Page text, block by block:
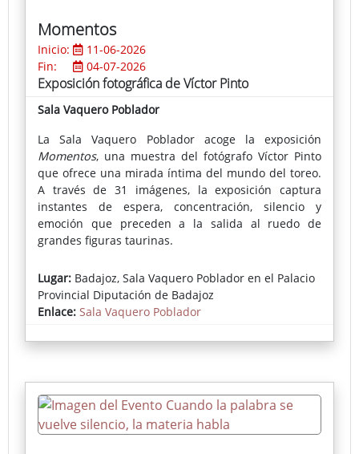
Momentos
Inicio:
11-06-2026
Fin:
04-07-2026
Exposición fotográfica de Víctor Pinto
Sala Vaquero Poblador
La Sala Vaquero Poblador acoge la exposición
Momentos, una muestra del fotógrafo Víctor Pinto
que ofrece una mirada íntima del mundo del toreo.
A través de 31 imágenes, la exposición captura
instantes de espera, concentración, silencio y
emoción que preceden a la salida al ruedo de
grandes figuras taurinas.
Lejos de las imágenes habituales de la lidia, la obra
se centra en los momentos más personales de los
toreros, revelando la dimensión humana de un rito
profundamente arraigado en la cultura de la
provincia.
Lugar: Badajoz, Sala Vaquero Poblador en el Palacio
Provincial Diputación de Badajoz
Enlace: Sala Vaquero Poblador